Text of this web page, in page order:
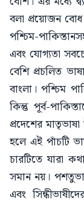
বলা প্রয়োজন
পশ্চিম-
এবং যোগ্যতা
বেশি প্রচলিত
বাংলা। পশ্চিম
কিন্তু পূর্ব-
প্রদেশের মাতৃভাষা
হলে এই পাঁচটি
চারটিতে যারা
সমান নয়।
এবং